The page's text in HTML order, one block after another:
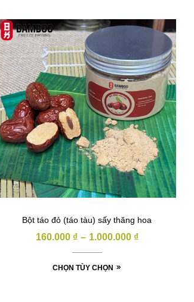
Bột táo đỏ (táo tàu) sấy thăng hoa
160.000 ₫ – 1.000.000 ₫
CHỌN TÙY CHỌN